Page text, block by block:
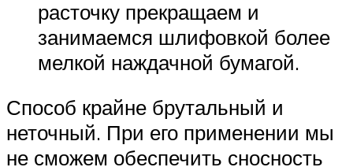
расточку прекращаем и
занимаемся шлифовкой более
мелкой наждачной бумагой.
Способ крайне брутальный и
неточный. При его применении мы
не сможем обеспечить сносность